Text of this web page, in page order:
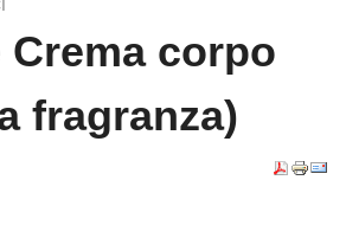
Crema corpo
fragranza)